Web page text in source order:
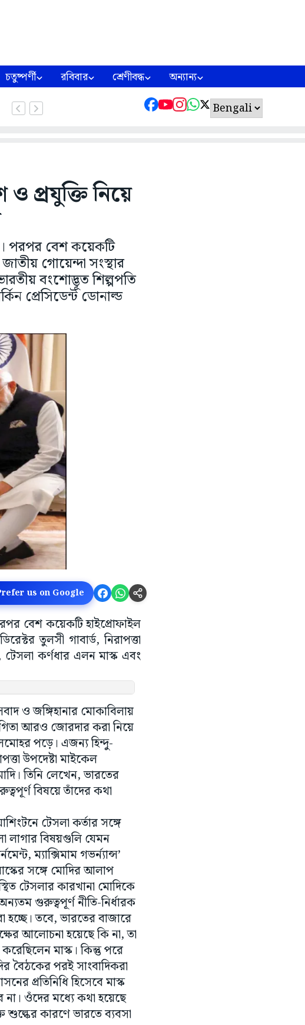
চতুষ্পর্ণী রবিবার শ্রেণীবদ্ধ অন্যান্য
ও প্রযুক্তি নিয়ে
পরপর বেশ কয়েকটি
গোয়েন্দা সংস্থার
বংশোদ্ভূত শিল্পপতি
প্রেসিডেন্ট ডোনাল্ড
us on Google
বেশ কয়েকটি হাইপ্রোফাইল
তুলসী গাবার্ড, নিরাপত্তা
টেসলা কর্ণধার এলন মাস্ক এবং
ও জঙ্গিহানার মোকাবিলায়
আরও জোরদার করা নিয়ে
পড়ে। এজন্য হিন্দু-
উপদেষ্টা মাইকেল
তিনি লেখেন, ভারতের
বিষয়ে তাঁদের কথা
টেসলা কর্তার সঙ্গে
লাগার বিষয়গুলি যেমন
ম্যাক্সিমাম গভর্ন্যান্স’
সঙ্গে মোদির আলাপ
টেসলার কারখানা মোদিকে
গুরুত্বপূর্ণ নীতি-নির্ধারক
তবে, ভারতের বাজারে
আলোচনা হয়েছে কি না, তা
মাস্ক। কিন্তু পরে
বৈঠকের পরই সাংবাদিকরা
প্রতিনিধি হিসেবে মাস্ক
ওঁদের মধ্যে কথা হয়েছে
শুল্কের কারণে ভারতে ব্যবসা